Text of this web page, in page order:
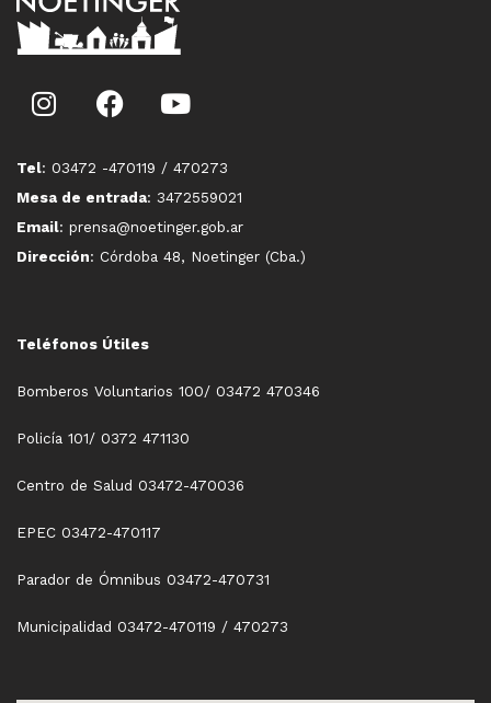
Tel: 03472 -470119 / 470273
Mesa de entrada: 3472559021
Email: prensa@noetinger.gob.ar
Dirección: Córdoba 48, Noetinger (Cba.)
Teléfonos Útiles
Bomberos Voluntarios 100/ 03472 470346
Policía 101/ 0372 471130
Centro de Salud 03472-470036
EPEC 03472-470117
Parador de Ómnibus 03472-470731
Municipalidad 03472-470119 / 470273